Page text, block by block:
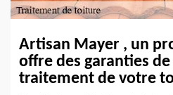
Artisan Mayer , un
offre des garanties
traitement de votre